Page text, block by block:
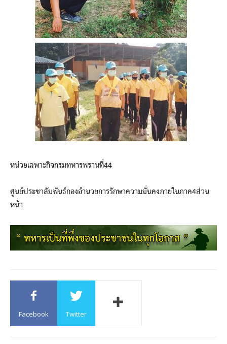
หน่วยเฉพาะกิจกรมทหารพรานที่44
ศูนย์ประชาสัมพันธ์กองอำนวยการรักษาความมั่นคงภายในภาค4ส่วน
หน้า
Facebook Twitter